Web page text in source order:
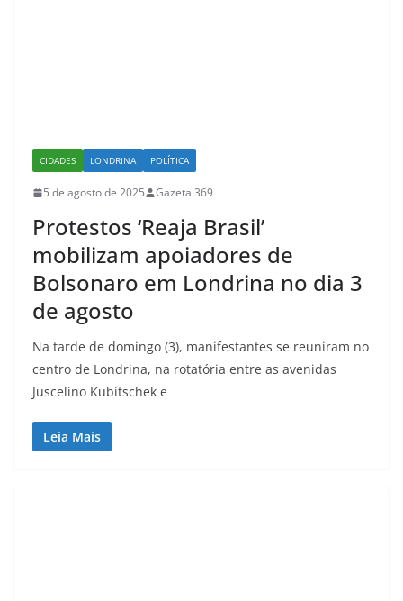
CIDADES LONDRINA POLÍTICA
5 de agosto de 2025 Gazeta 369
Protestos ‘Reaja Brasil’
mobilizam apoiadores de
Bolsonaro em Londrina no dia 3
de agosto
Na tarde de domingo (3), manifestantes se reuniram no
centro de Londrina, na rotatória entre as avenidas
Juscelino Kubitschek e
Leia Mais